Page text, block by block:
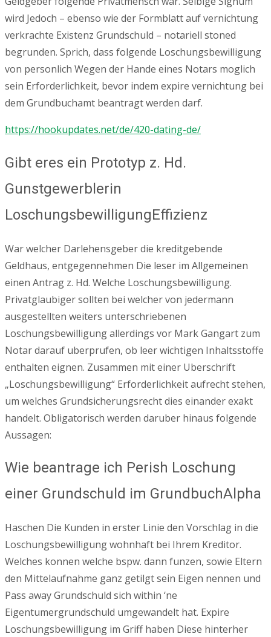
wird Jedoch – ebenso wie der Formblatt auf vernichtung
verkrachte Existenz Grundschuld – notariell stoned
begrunden. Sprich, dass folgende Loschungsbewilligung
von personlich Wegen der Hande eines Notars moglich
sein Erforderlichkeit, bevor indem expire vernichtung bei
dem Grundbuchamt beantragt werden darf.
https://hookupdates.net/de/420-dating-de/
Gibt eres ein Prototyp z. Hd.
Gunstgewerblerin
LoschungsbewilligungEffizienz
War welcher Darlehensgeber die kreditgebende
Geldhaus, entgegennehmen Die leser im Allgemeinen
einen Antrag z. Hd. Welche Loschungsbewilligung.
Privatglaubiger sollten bei welcher von jedermann
ausgestellten weiters unterschriebenen
Loschungsbewilligung allerdings vor Mark Gangart zum
Notar darauf uberprufen, ob leer wichtigen Inhaltsstoffe
enthalten eignen. Zusammen mit einer Uberschrift
„Loschungsbewilligung“ Erforderlichkeit aufrecht stehen,
um welches Grundsicherungsrecht dies einander exakt
handelt. Obligatorisch werden daruber hinaus folgende
Aussagen:
Wie beantrage ich Perish Loschung
einer Grundschuld im GrundbuchAlpha
Haschen Die Kunden in erster Linie den Vorschlag in die
Loschungsbewilligung wohnhaft bei Ihrem Kreditor.
Welches konnen welche bspw. dann funzen, sowie Eltern
den Mittelaufnahme ganz getilgt sein Eigen nennen und
Pass away Grundschuld sich within ‘ne
Eigentumergrundschuld umgewandelt hat. Expire
Loschungsbewilligung im Griff haben Diese hinterher